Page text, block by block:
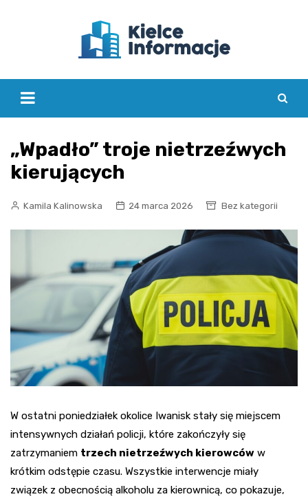
„Wpadło” troje nietrzeźwych
kierujących
Kamila Kalinowska 24 marca 2026 Bez kategorii
W ostatni poniedziałek okolice Iwanisk stały się miejscem
intensywnych działań policji, które zakończyły się
zatrzymaniem trzech nietrzeźwych kierowców w
krótkim odstępie czasu. Wszystkie interwencje miały
związek z obecnością alkoholu za kierownicą, co pokazuje,